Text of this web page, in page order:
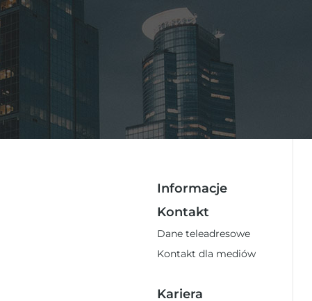
Informacje
Kontakt
Dane teleadresowe
Kontakt dla mediów
Kariera